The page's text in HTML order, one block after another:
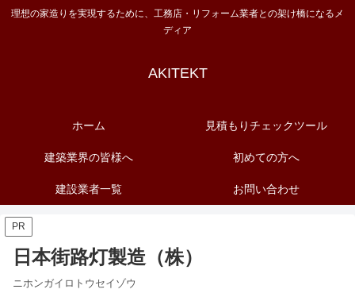
理想の家造りを実現するために、工務店・リフォーム業者との架け橋になるメ
ディア
AKITEKT
ホーム 見積もりチェックツール
建築業界の皆様へ 初めての方へ
建設業者一覧 お問い合わせ
PR
日本街路灯製造（株）
ニホンガイロトウセイゾウ